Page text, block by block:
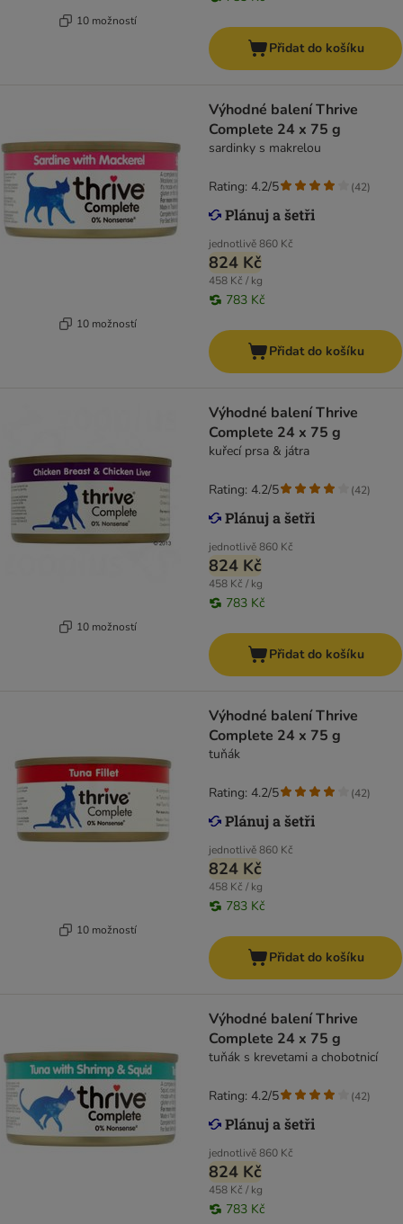
10 možností
Přidat do košíku
10 možností
Výhodné balení Thrive
Complete 24 x 75 g
sardinky s makrelou
jednotlivě860 Kč
824 Kč
458 Kč / kg
783 Kč
Rating: 4.2/5 (42)
Přidat do košíku
10 možností
Výhodné balení Thrive
Complete 24 x 75 g
kuřecí prsa & játra
jednotlivě860 Kč
824 Kč
458 Kč / kg
783 Kč
Rating: 4.2/5 (42)
Přidat do košíku
10 možností
Výhodné balení Thrive
Complete 24 x 75 g
tuňák
jednotlivě860 Kč
824 Kč
458 Kč / kg
783 Kč
Rating: 4.2/5 (42)
Přidat do košíku
Výhodné balení Thrive
Complete 24 x 75 g
tuňák s krevetami a chobotnicí
jednotlivě860 Kč
824 Kč
458 Kč / kg
783 Kč
Rating: 4.2/5 (42)